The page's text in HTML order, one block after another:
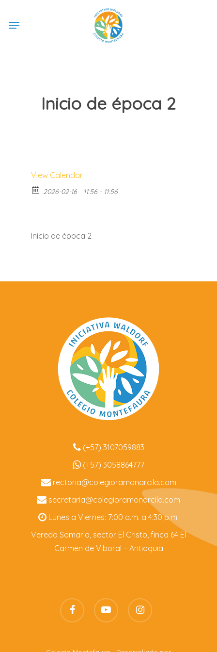
Menu
Inicio de época 2
View Calendar
2026-02-16 11:56 - 11:56
Inicio de época 2
(+57) 3107059883
(+57) 3058864777
rectoria@colegioramonarcila.com
secretaria@colegioramonarcila.com
Lunes a Viernes: 7:00 a.m. a 4:30 p.m.
Vereda Samaria, sector El Cristo, finca 64 El
Carmen de Viboral – Antioquia
facebook youtube instagram